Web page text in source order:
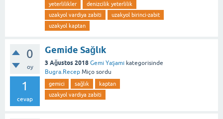
yeterlilikler
denizcilik yeterlilik
uzakyol vardiya zabiti
uzakyol birinci-zabit
uzakyol kaptan
0
oy
1
cevap
Gemide Sağlık
3 Ağustos 2018 Gemi Yaşamı kategorisinde
Bugra.Recep Miço sordu
gemici sağlık
kaptan
uzakyol vardiya zabiti